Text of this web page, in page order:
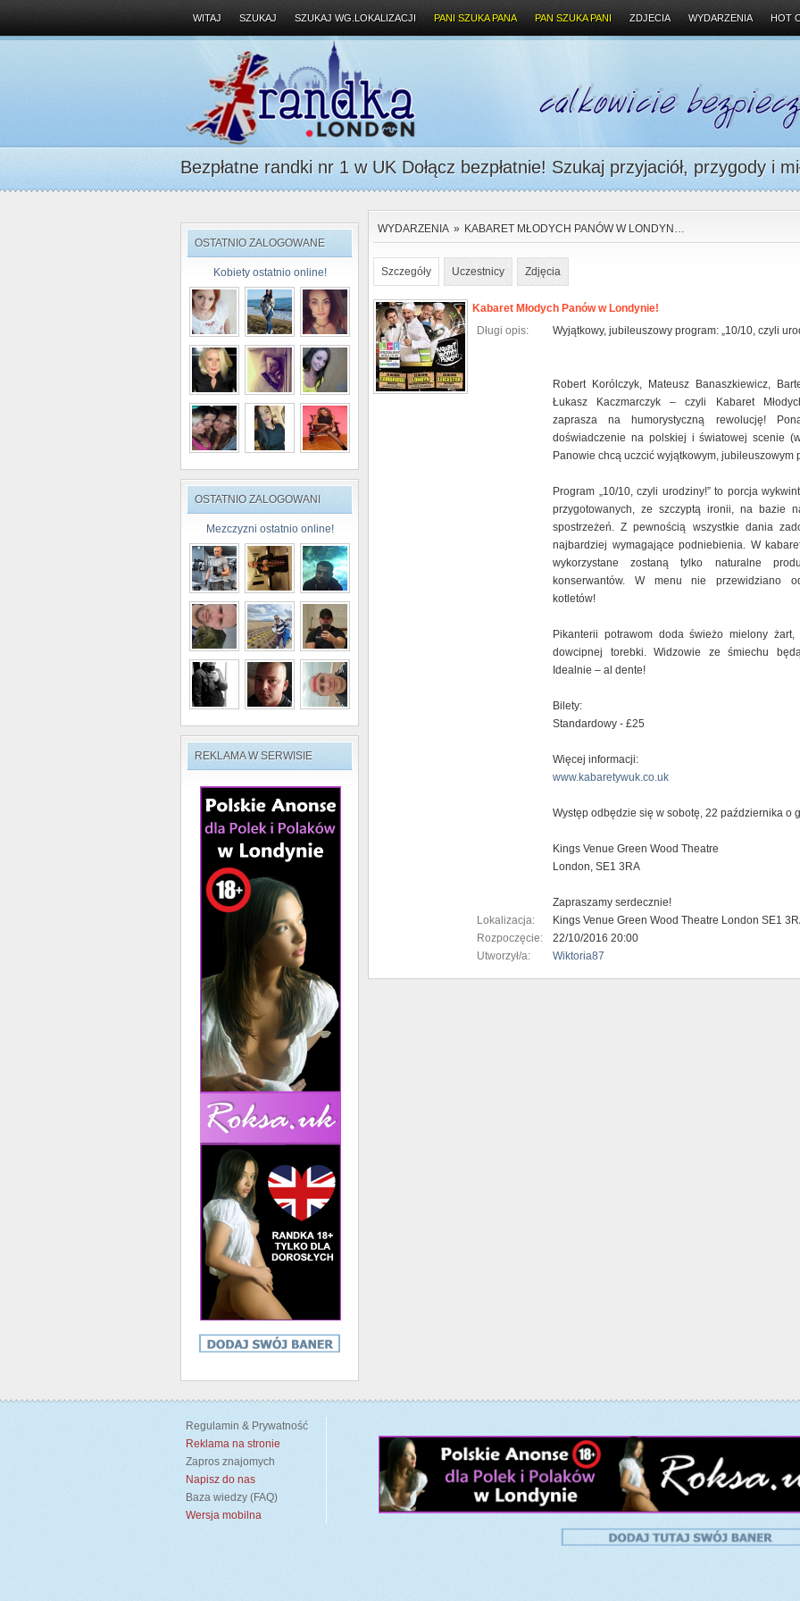
WITAJ SZUKAJ SZUKAJ WG.LOKALIZACJI PANI SZUKA PANA PAN SZUKA PANI ZDJECIA WYDARZENIA HOT
Bezpłatne randki nr 1 w UK Dołącz bezpłatnie! Szukaj przyjaciół, przygody i
OSTATNIO ZALOGOWANE
Kobiety ostatnio online!
OSTATNIO ZALOGOWANI
Mezczyzni ostatnio online!
REKLAMA W SERWISIE
WYDARZENIA » KABARET MŁODYCH PANÓW W LONDYN…
Szczegóły Uczestnicy Zdjęcia
Kabaret Młodych Panów w Londynie!
Długi opis:
Wyjątkowy, jubileuszowy program: „10/10, czyli
Robert Korólczyk, Mateusz Banaszkiewicz,
Łukasz Kaczmarczyk – czyli Kabaret
zaprasza na humorystyczną rewolucję!
doświadczenie na polskiej i światowej scenie
Panowie chcą uczcić wyjątkowym, jubileuszowym
Program „10/10, czyli urodziny!” to porcja
przygotowanych, ze szczyptą ironii, na bazie
spostrzeżeń. Z pewnością wszystkie dania
najbardziej wymagające podniebienia. W
wykorzystane zostaną tylko naturalne
konserwantów. W menu nie przewidziano
kotletów!
Pikanterii potrawom doda świeżo mielony
dowcipnej torebki. Widzowie ze śmiechu
Idealnie – al dente!
Bilety:
Standardowy - £25
Więcej informacji:
www.kabaretywuk.co.uk
Występ odbędzie się w sobotę, 22 października o
Kings Venue Green Wood Theatre
London, SE1 3RA
Zapraszamy serdecznie!
Lokalizacja:
Kings Venue Green Wood Theatre London SE1
Rozpoczęcie:
22/10/2016 20:00
Utworzył/a:
Wiktoria87
Regulamin & Prywatność
Reklama na stronie
Zapros znajomych
Napisz do nas
Baza wiedzy (FAQ)
Wersja mobilna